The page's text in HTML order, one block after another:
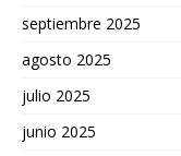
septiembre 2025
agosto 2025
julio 2025
junio 2025